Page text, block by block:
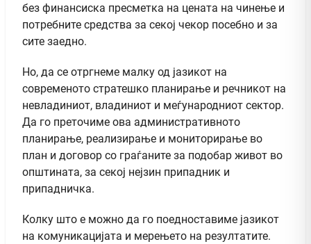
без финансиска пресметка на цената на чинење и
потребните средства за секој чекор посебно и за
сите заедно.
Но, да се отргнеме малку од јазикот на
современото стратешко планирање и речникот на
невладиниот, владиниот и меѓународниот сектор.
Да го преточиме ова административното
планирање, реализирање и мониторирање во
план и договор со граѓаните за подобар живот во
општината, за секој нејзин припадник и
припадничка.
Колку што е можно да го поедноставиме јазикот
на комуникацијата и мерењето на резултатите.